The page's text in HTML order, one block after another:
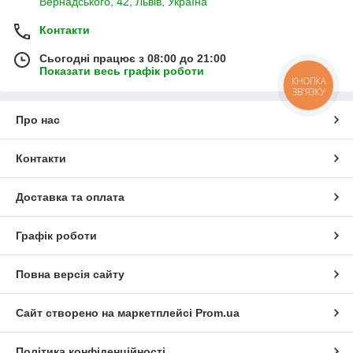
Контакти
Сьогодні працює з 08:00 до 21:00
Показати весь графік роботи
Про нас
Контакти
Доставка та оплата
Графік роботи
Повна версія сайту
Сайт створено на маркетплейсі Prom.ua
КНОПКА
ЗВ'ЯЗКУ